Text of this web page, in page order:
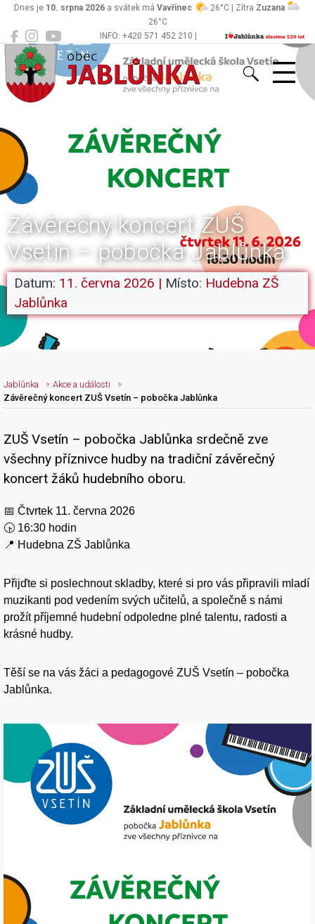
INFO: +420 571 452 210 |
podatelna@jablunka.cz
Dnes je 10. srpna 2026 a svátek má Vavřinec 26°C | Zítra Zuzana
26°C
Jablůnka
Závěrečný koncert ZUŠ
Vsetín – pobočka Jablůnka
Datum: 11. června 2026 | Místo: Hudebna ZŠ
Jablůnka
Jablůnka
Akce a události
Závěrečný koncert ZUŠ Vsetín – pobočka Jablůnka
Nadpis článku
ZUŠ Vsetín – pobočka Jablůnka srdečně zve
všechny příznivce hudby na tradiční závěrečný
koncert žáků hudebního oboru.
📅 Čtvrtek 11. června 2026
🕟 16:30 hodin
📍 Hudebna ZŠ Jablůnka
Přijďte si poslechnout skladby, které si pro vás připravili mladí
muzikanti pod vedením svých učitelů, a společně s námi
prožít příjemné hudební odpoledne plné talentu, radosti a
krásné hudby.
Těší se na vás žáci a pedagogové ZUŠ Vsetín – pobočka
Jablůnka.